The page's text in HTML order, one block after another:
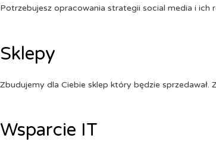
Potrzebujesz opracowania strategii social media i ich
Sklepy
Zbudujemy dla Ciebie sklep który będzie sprzedawał.
Wsparcie IT